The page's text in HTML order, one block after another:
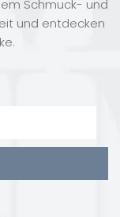
Schmuck- und
und entdecken